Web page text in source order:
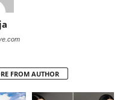
FROM AUTHOR